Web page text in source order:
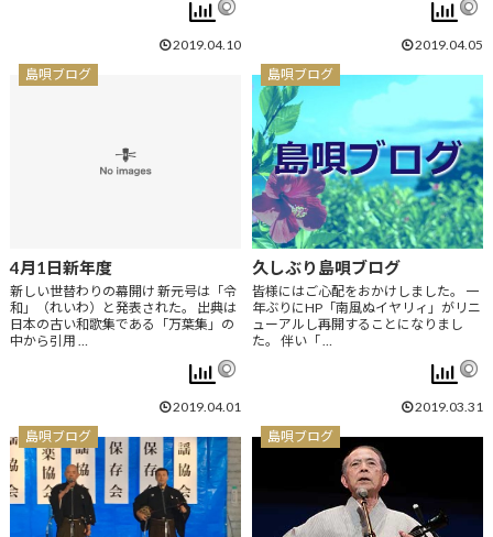
2019.04.10
2019.04.05
島唄ブログ
4月1日新年度
新しい世替わりの幕開け 新元号は「令
和」（れいわ）と発表された。 出典は
日本の古い和歌集である「万葉集」の
中から引用 …
2019.04.01
島唄ブログ
久しぶり島唄ブログ
皆様にはご心配をおかけしました。 一
年ぶりにHP「南風ぬイヤリィ」がリニ
ューアルし再開することになりまし
た。 伴い「 …
2019.03.31
島唄ブログ
島唄ブログ